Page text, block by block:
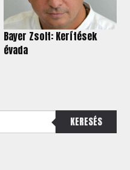
Bayer Zsolt: Kerítések
évada
KERESÉS